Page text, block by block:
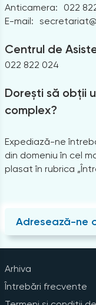
Anticamera:
022
E-mail:
Centrul de
022 822 024
Dorești să obții
complex?
Expediază-ne
din domeniu în cel
plasat în rubrica
Adresează-ne
Arhiva
Întrebări frecvente